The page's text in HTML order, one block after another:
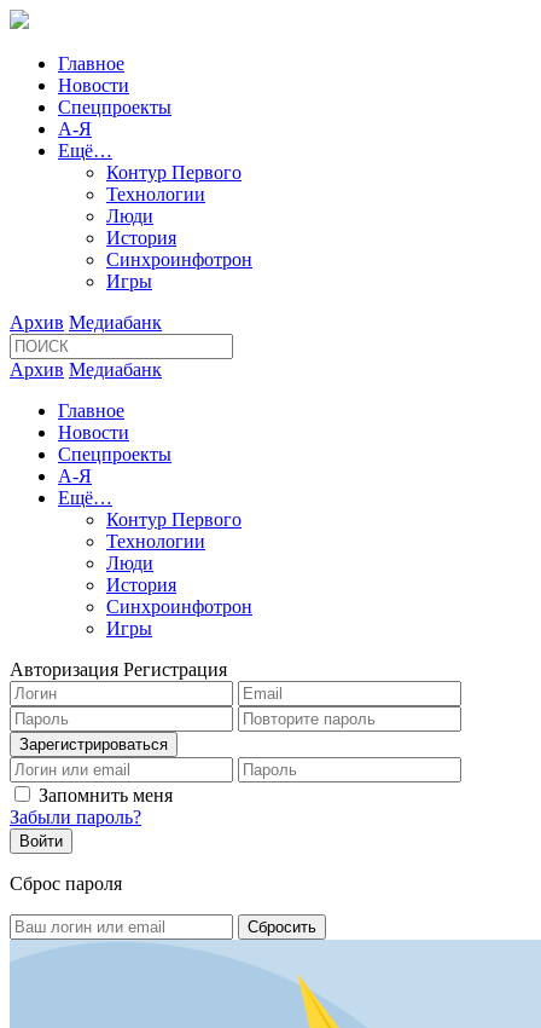
Главное
Новости
Спецпроекты
А-Я
Ещё…
Контур Первого
Технологии
Люди
История
Синхроинфотрон
Игры
Архив Медиабанк
Архив Медиабанк
Главное
Новости
Спецпроекты
А-Я
Ещё…
Контур Первого
Технологии
Люди
История
Синхроинфотрон
Игры
Авторизация Регистрация
Запомнить меня
Забыли пароль?
Сброс пароля